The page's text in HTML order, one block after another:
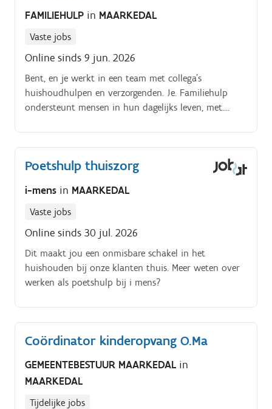
FAMILIEHULP in MAARKEDAL
Vaste jobs
Online sinds 9 jun. 2026
Bent, en je werkt in een team met collega's
huishoudhulpen en verzorgenden. Je. Familiehulp
ondersteunt mensen in hun dagelijks leven, met.
Poetshulp thuiszorg
i-mens in MAARKEDAL
Vaste jobs
Online sinds 30 jul. 2026
Dit maakt jou een onmisbare schakel in het
huishouden bij onze klanten thuis. Meer weten over
werken als poetshulp bij i mens?
Coördinator kinderopvang O.Ma
GEMEENTEBESTUUR MAARKEDAL in
MAARKEDAL
Tijdelijke jobs